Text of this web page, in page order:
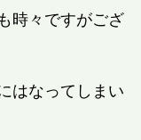
時々ですがござ
はなってしまい